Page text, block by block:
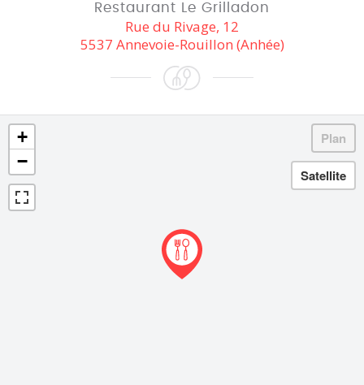
Restaurant Le Grilladon
Rue du Rivage, 12
5537 Annevoie-Rouillon (Anhée)
+
−